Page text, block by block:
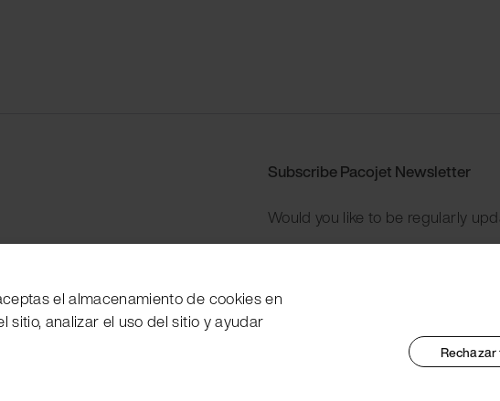
Subscribe Pacojet Newsletter
Would you like to be regularly
el almacenamiento de cookies en
sitio, analizar el uso del sitio y ayudar